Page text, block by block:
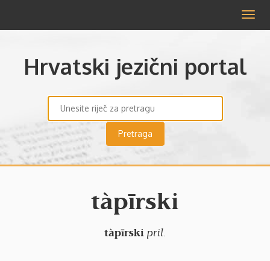
Hrvatski jezični portal
tàpīrski
tàpīrski pril.